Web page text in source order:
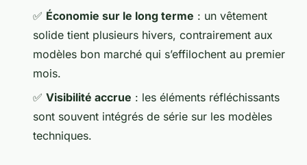
✅ Économie sur le long terme : un vêtement
solide tient plusieurs hivers, contrairement aux
modèles bon marché qui s’effilochent au premier
mois.
✅ Visibilité accrue : les éléments réfléchissants
sont souvent intégrés de série sur les modèles
techniques.